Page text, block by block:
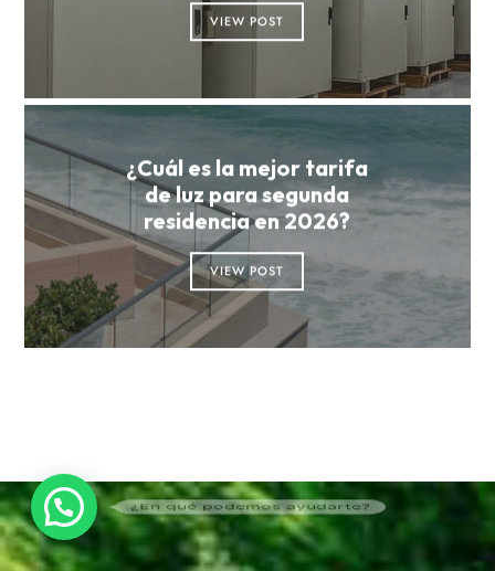
VIEW POST
¿Cuál es la mejor tarifa
de luz para segunda
residencia en 2026?
VIEW POST
¿En qué podemos ayudarte?